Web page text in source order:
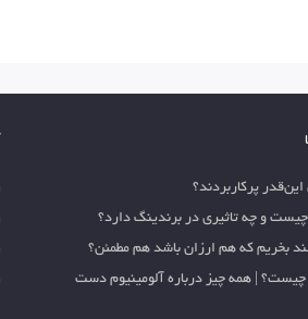
پرکاربردند؟
و چه تاثیری در برندینگ دارد؟
بخریم که هم ارزان باشد هم مطمئن؟
چیست؟ | همه چیز درباره آلومینیوم دست